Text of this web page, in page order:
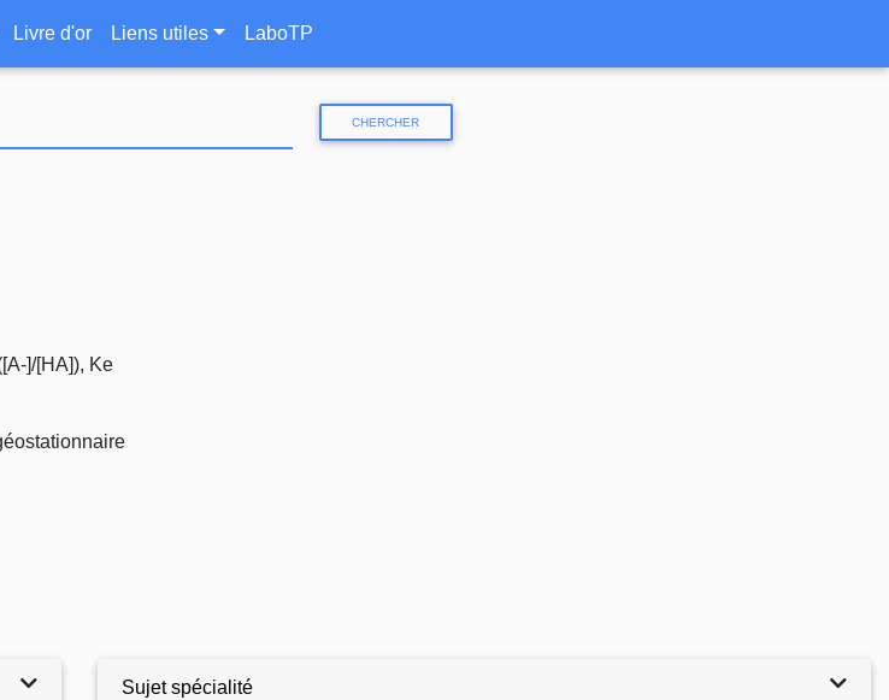
au
contenu
Livre d'or Liens utiles LaboTP
CHERCHER
]/[HA]), Ke
Sujet spécialité